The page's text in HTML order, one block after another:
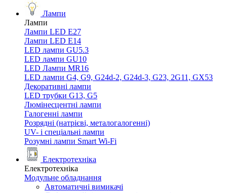
Лампи
Лампи
Лампи LED E27
Лампи LED Е14
LED лампи GU5.3
LED лампи GU10
LED Лампи MR16
LED лампи G4, G9, G24d-2, G24d-3, G23, 2G11, GX53
Декоративні лампи
LED трубки G13, G5
Люмінесцентні лампи
Галогенні лампи
Розрядні (натрієві, металогалогенні)
UV- і спеціальні лампи
Розумні лампи Smart Wi-Fi
Електротехніка
Електротехніка
Модульне обладнання
Автоматичні вимикачі